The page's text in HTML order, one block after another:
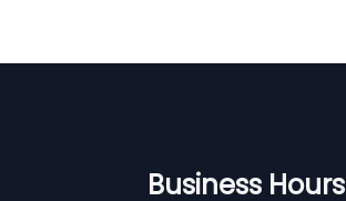
Business Hours